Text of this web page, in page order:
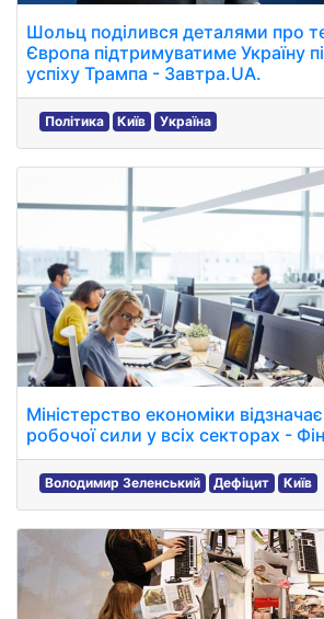
Шольц поділився деталями про
Європа підтримуватиме Україну
успіху Трампа - Завтра.UA.
Політика Київ Україна
Міністерство економіки
робочої сили у всіх секторах -
Володимир Зеленський Дефіцит Київ